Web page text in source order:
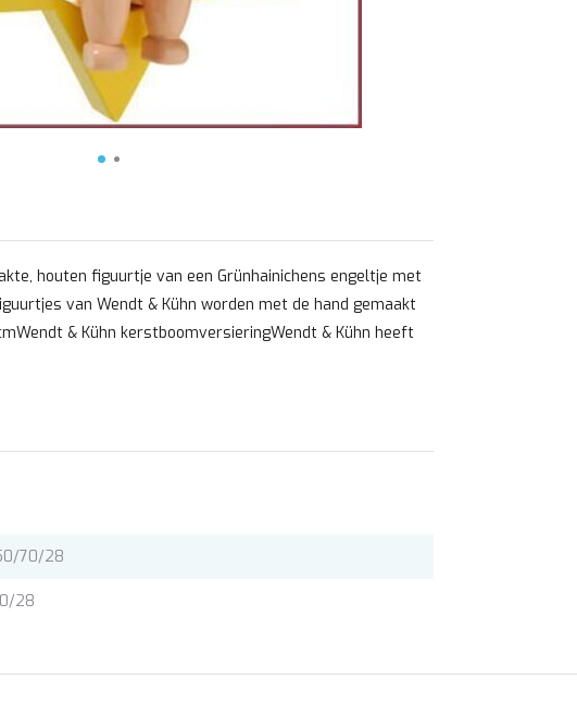
houten figuurtje van een Grünhainichens engeltje met
van Wendt & Kühn worden met de hand gemaakt
& Kühn kerstboomversieringWendt & Kühn heeft
70/28
28